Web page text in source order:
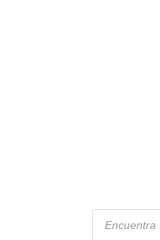
Products
search